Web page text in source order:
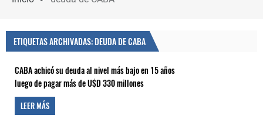
ETIQUETAS ARCHIVADAS: DEUDA DE CABA
CABA achicó su deuda al nivel más bajo en 15 años
luego de pagar más de U$D 330 millones
LEER MÁS